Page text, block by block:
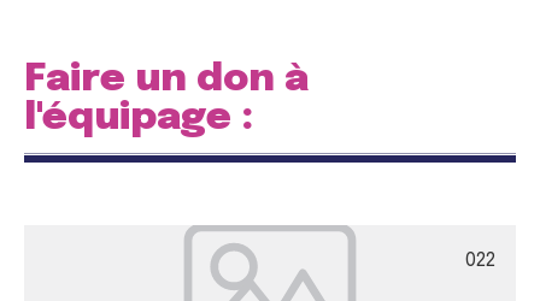
Faire un don à
l'équipage :
022